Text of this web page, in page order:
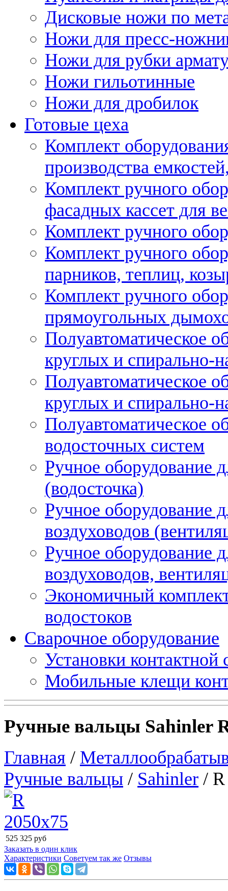
Дисковые ножи по
Ножи для пресс-
Ножи для рубки
Ножи гильотинные
Ножи для дробилок
Готовые цеха
Комплект
производства
Комплект ручного
фасадных кассет для
Комплект ручного
Комплект ручного
парников, теплиц,
Комплект ручного
прямоугольных
Полуавтоматическое
круглых и спирально-
Полуавтоматическое
круглых и спирально-
Полуавтоматическое
водосточных систем
Ручное оборудование
(водосточка)
Ручное оборудование
воздуховодов
Ручное оборудование
воздуховодов,
Экономичный
водостоков
Сварочное оборудование
Установки
Мобильные клещи
Ручные вальцы Sahinler
Главная /
Ручные вальцы / Sahinler /
525 325 руб
Заказать в один клик
Характеристики Советуем так же Отзывы